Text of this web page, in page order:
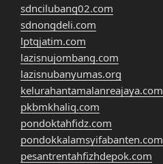
sdncilubang02.com
sdnongdeli.com
lptqjatim.com
lazisnujombang.com
lazisnubanyumas.org
kelurahantamalanreajaya.com
pkbmkhaliq.com
pondoktahfidz.com
pondokkalamsyifabanten.com
pesantrentahfizhdepok.com